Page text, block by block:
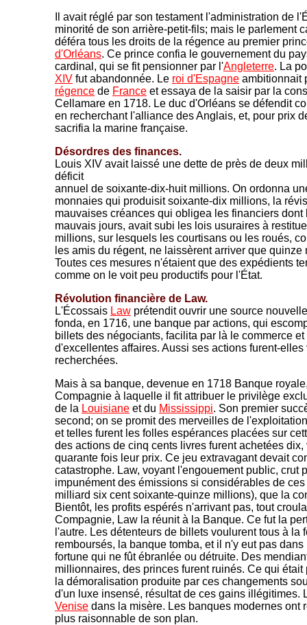
Il avait réglé par son testament l'administration de
minorité de son arrière-petit-fils; mais le parlement
déféra tous les droits de la régence au premier
d'Orléans. Ce prince confia le gouvernement du
cardinal, qui se fit pensionner par l'Angleterre. La
XIV fut abandonnée. Le roi d'Espagne ambitionnait
régence de France et essaya de la saisir par la
Cellamare en 1718. Le duc d'Orléans se défendit
en recherchant l'alliance des Anglais, et, pour prix
sacrifia la marine française.
Désordres des finances.
Louis XIV avait laissé une dette de près de deux
déficit
annuel de soixante-dix-huit millions. On ordonna
monnaies qui produisit soixante-dix millions, la
mauvaises créances qui obligea les financiers dont
mauvais jours, avait subi les lois usuraires à
millions, sur lesquels les courtisans ou les roués,
les amis du régent, ne laissèrent arriver que quinze
Toutes ces mesures n'étaient que des expédients
comme on le voit peu productifs pour l'État.
Révolution financière de Law.
L'Écossais Law prétendit ouvrir une source
fonda, en 1716, une banque par actions, qui
billets des négociants, facilita par là le commerce
d'excellentes affaires. Aussi ses actions furent-elles
recherchées.
Mais à sa banque, devenue en 1718 Banque
Compagnie à laquelle il fit attribuer le privilège
de la Louisiane et du Mississippi. Son premier
second; on se promit des merveilles de
et telles furent les folles espérances placées sur
des actions de cinq cents livres furent achetées dix,
quarante fois leur prix. Ce jeu extravagant devait
catastrophe. Law, voyant l'engouement public, crut
impunément des émissions si considérables de
milliard six cent soixante-quinze millions), que la
Bientôt, les profits espérés n'arrivant pas, tout
Compagnie, Law la réunit à la Banque. Ce fut la
l'autre. Les détenteurs de billets voulurent tous à la
remboursés, la banque tomba, et il n'y eut pas
fortune qui ne fût ébranlée ou détruite. Des
millionnaires, des princes furent ruinés. Ce qui était
la démoralisation produite par ces changements
d'un luxe insensé, résultat de ces gains illégitimes.
Venise dans la misère. Les banques modernes ont
plus raisonnable de son plan.